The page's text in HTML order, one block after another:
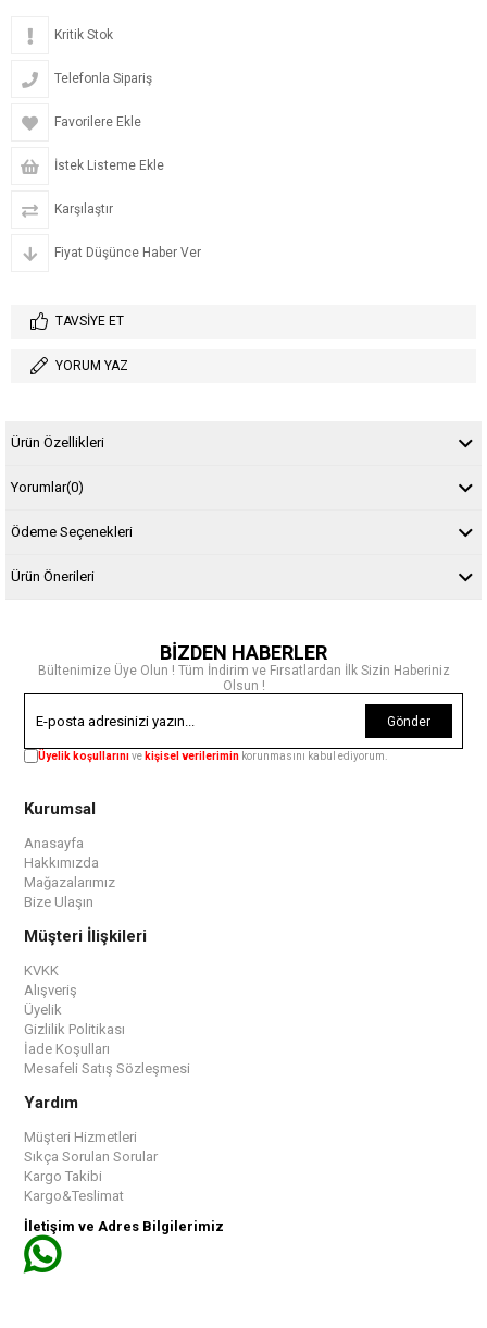
Kritik Stok
Telefonla Sipariş
Favorilere Ekle
İstek Listeme Ekle
Karşılaştır
Fiyat Düşünce Haber Ver
TAVSIYE ET
YORUM YAZ
Ürün Özellikleri
Yorumlar(0)
Ödeme Seçenekleri
Ürün Önerileri
BİZDEN HABERLER
Bültenimize Üye Olun ! Tüm İndirim ve Fırsatlardan İlk Sizin Haberiniz
Olsun !
Gönder
Üyelik koşullarınıve kişisel verilerimin korunmasını kabul ediyorum.
Kurumsal
Anasayfa
Hakkımızda
Mağazalarımız
Bize Ulaşın
Müşteri İlişkileri
KVKK
Alışveriş
Üyelik
Gizlilik Politikası
İade Koşulları
Mesafeli Satış Sözleşmesi
Yardım
Müşteri Hizmetleri
Sıkça Sorulan Sorular
Kargo Takibi
Kargo&Teslimat
İletişim ve Adres Bilgilerimiz